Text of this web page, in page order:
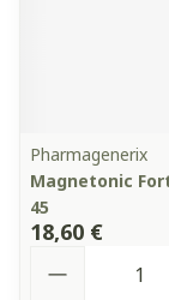
Pharmagenerix
Magnetonic
45
18,60 €